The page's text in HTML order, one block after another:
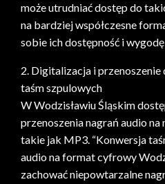
może utrudniać dostęp do
na bardziej współczesne
sobie ich dostępność i
2. Digitalizacja i przenoszenie
taśm szpulowych
W Wodzisławiu Śląskim
przenoszenia nagrań audio
takie jak MP3. “Konwersja
audio na format cyfrowy
zachować niepowtarzalne